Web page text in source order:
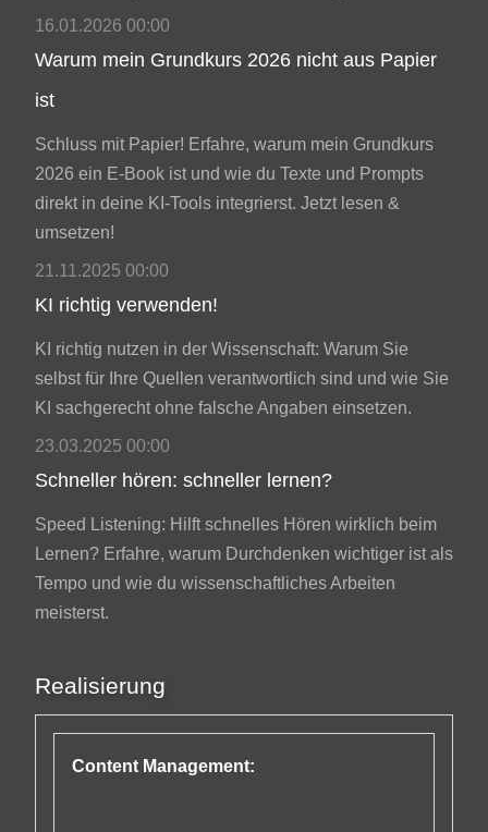
16.01.2026 00:00
Warum mein Grundkurs 2026 nicht aus Papier
ist
Schluss mit Papier! Erfahre, warum mein Grundkurs
2026 ein E-Book ist und wie du Texte und Prompts
direkt in deine KI-Tools integrierst. Jetzt lesen &
umsetzen!
21.11.2025 00:00
KI richtig verwenden!
KI richtig nutzen in der Wissenschaft: Warum Sie
selbst für Ihre Quellen verantwortlich sind und wie Sie
KI sachgerecht ohne falsche Angaben einsetzen.
23.03.2025 00:00
Schneller hören: schneller lernen?
Speed Listening: Hilft schnelles Hören wirklich beim
Lernen? Erfahre, warum Durchdenken wichtiger ist als
Tempo und wie du wissenschaftliches Arbeiten
meisterst.
Realisierung
Content Management: